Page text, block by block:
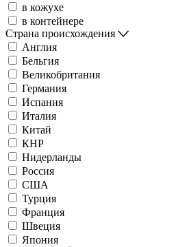
в кожухе
в контейнере
Страна происхождения
Англия
Бельгия
Великобритания
Германия
Испания
Италия
Китай
КНР
Нидерланды
Россия
США
Турция
Франция
Швеция
Япония